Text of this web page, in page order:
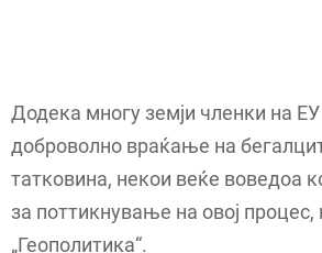
Додека многу земји членки на
доброволно враќање на
татковина, некои веќе воведоа
за поттикнување на овој процес,
„Геополитика“.